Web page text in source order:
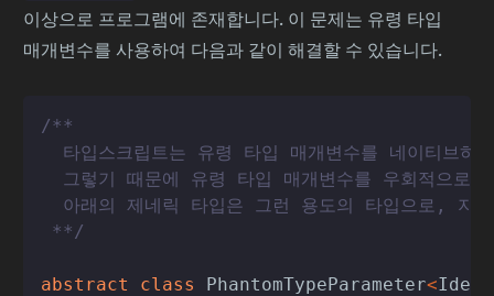
이상으로 프로그램에 존재합니다. 이 문제는 유령 타입
매개변수를 사용하여 다음과 같이 해결할 수 있습니다.
/**
타입스크립트는 유령 타입 매개변수를 네이티브하
그렇기 때문에 유령 타입 매개변수를 우회적으로
아래의 제네릭 타입은 그런 용도의 타입으로, 지
**/
abstract class PhantomTypeParameter<